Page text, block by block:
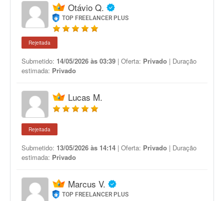
Otávio Q.
TOP FREELANCER PLUS
Rejeitada
Submetido: 14/05/2026 às 03:39 | Oferta: Privado | Duração
estimada: Privado
Lucas M.
Rejeitada
Submetido: 13/05/2026 às 14:14 | Oferta: Privado | Duração
estimada: Privado
Marcus V.
TOP FREELANCER PLUS